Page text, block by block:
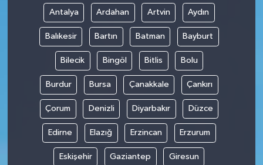
Antalya Ardahan Artvin Aydın
Balıkesir Bartın Batman Bayburt
Bilecik Bingöl Bitlis Bolu
Burdur Bursa Çanakkale Çankırı
Çorum Denizli Diyarbakır Düzce
Edirne Elazığ Erzincan Erzurum
Eskişehir Gaziantep Giresun